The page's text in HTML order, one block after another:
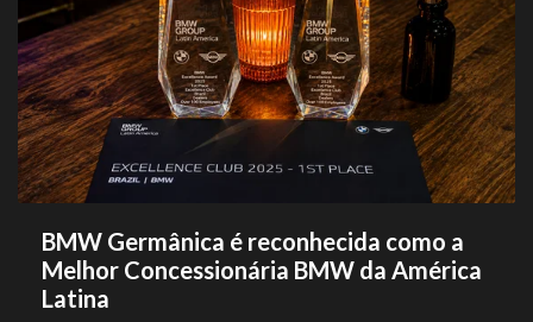
BMW Germânica é reconhecida como a
Melhor Concessionária BMW da América
Latina